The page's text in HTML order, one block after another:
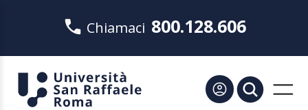
Chiamaci 800.128.606